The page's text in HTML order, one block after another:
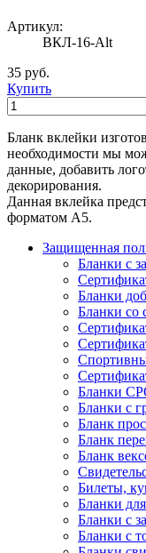
Артикул:
ВКЛ-16-Alt
35 руб.
Купить
Бланк вклейки
необходимости мы
данные, добавить
декорирования.
Данная вклейка
форматом А5.
Защищенная
Бланки с
Бланки
Бланки со
Бланки
Бланки с
Бланк
Бланк
Бланк
Билеты,
Бланки
Бланки с
Бланки с